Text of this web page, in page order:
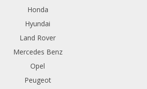
Honda
Hyundai
Land Rover
Mercedes Benz
Opel
Peugeot